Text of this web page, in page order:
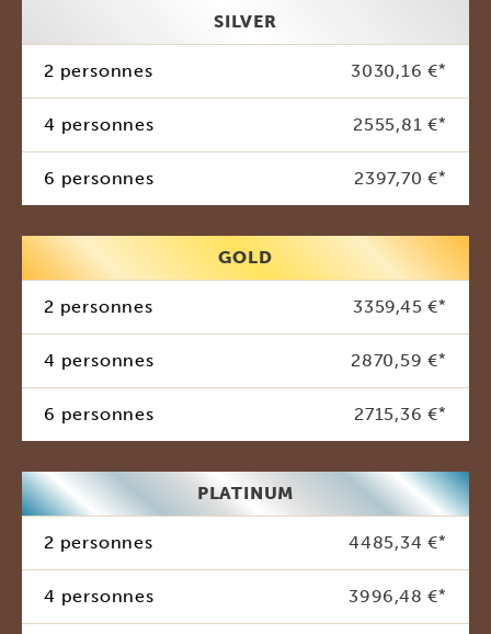
SILVER
2 personnes 3030,16 €*
4 personnes 2555,81 €*
6 personnes 2397,70 €*
GOLD
2 personnes 3359,45 €*
4 personnes 2870,59 €*
6 personnes 2715,36 €*
PLATINUM
2 personnes 4485,34 €*
4 personnes 3996,48 €*